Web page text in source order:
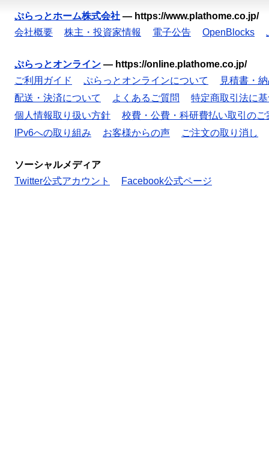
ぷらっとホーム株式会社 — https://www.plathome.co.jp/
会社概要
株主・投資家情報 電子公告 OpenBlocks
ぷらっとオンライン — https://online.plathome.co.jp/
ご利用ガイド
ぷらっとオンラインについて
見積書・
配送・決済について
よくあるご質問
特定商取引法に
個人情報取り扱い方針
校費・公費・科研費払い取引のご
IPv6への取り組み
お客様からの声 ご注文の取り消し
ソーシャルメディア
Twitter公式アカウント
Facebook公式ページ